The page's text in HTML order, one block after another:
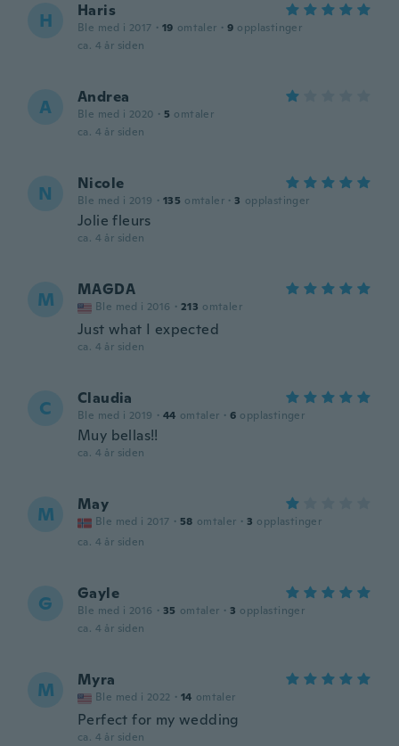
H Haris
Ble med i 2017 · 19 omtaler · 9 opplastinger
ca. 4 år siden
A Andrea
Ble med i 2020 · 5 omtaler
ca. 4 år siden
N Nicole
Ble med i 2019 · 135 omtaler · 3 opplastinger
Jolie fleurs
ca. 4 år siden
M MAGDA
Ble med i 2016 · 213 omtaler
Just what I expected
ca. 4 år siden
C Claudia
Ble med i 2019 · 44 omtaler · 6 opplastinger
Muy bellas!!
ca. 4 år siden
M May
Ble med i 2017 · 58 omtaler · 3 opplastinger
ca. 4 år siden
G Gayle
Ble med i 2016 · 35 omtaler · 3 opplastinger
ca. 4 år siden
M Myra
Ble med i 2022 · 14 omtaler
Perfect for my wedding
ca. 4 år siden